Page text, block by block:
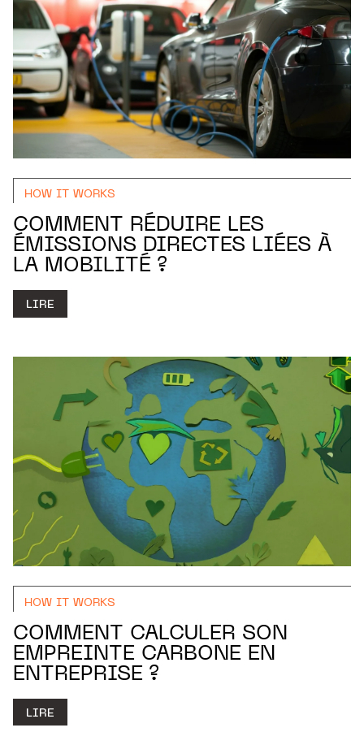
HOW IT WORKS
COMMENT RÉDUIRE LES
ÉMISSIONS DIRECTES LIÉES À
LA MOBILITÉ ?
LIRE
HOW IT WORKS
COMMENT CALCULER SON
EMPREINTE CARBONE EN
ENTREPRISE ?
LIRE